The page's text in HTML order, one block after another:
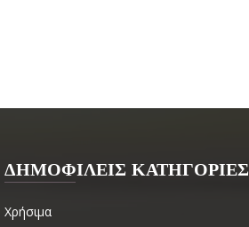
ΔΗΜΟΦΙΛΕΙΣ ΚΑΤΗΓΟΡΙΕΣ
Χρήσιμα